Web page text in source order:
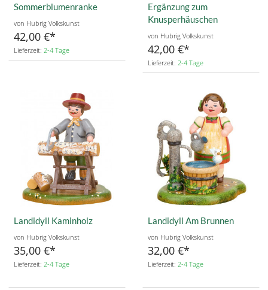
Sommerblumenranke
von Hubrig Volkskunst
42,00 €
Lieferzeit: 2-4 Tage
Ergänzung zum
Knusperhäuschen
von Hubrig Volkskunst
42,00 €
Lieferzeit: 2-4 Tage
Landidyll Kaminholz
von Hubrig Volkskunst
35,00 €
Lieferzeit: 2-4 Tage
Landidyll Am Brunnen
von Hubrig Volkskunst
32,00 €
Lieferzeit: 2-4 Tage